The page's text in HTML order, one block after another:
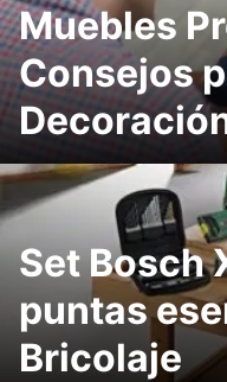
Muebles
Consejos
Set Bosch
puntas
Bricolaje